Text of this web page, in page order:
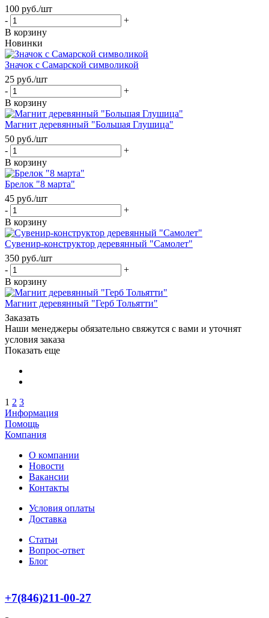
100 руб./шт
-
+
В корзину
Новинки
Значок c Самарской символикой
25 руб./шт
-
+
В корзину
Магнит деревянный "Большая Глушица"
50 руб./шт
-
+
В корзину
Брелок "8 марта"
45 руб./шт
-
+
В корзину
Сувенир-конструктор деревянный "Самолет"
350 руб./шт
-
+
В корзину
Магнит деревянный "Герб Тольятти"
Заказать
Наши менеджеры обязательно свяжутся с вами и уточнят
условия заказа
Показать еще
1 2 3
Информация
Помощь
Компания
О компании
Новости
Вакансии
Контакты
Условия оплаты
Доставка
Статьи
Вопрос-ответ
Блог
+7(846)211-00-27